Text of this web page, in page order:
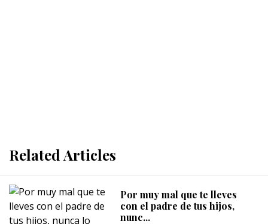
Related Articles
Por muy mal que te lleves
con el padre de tus hijos,
nunc...